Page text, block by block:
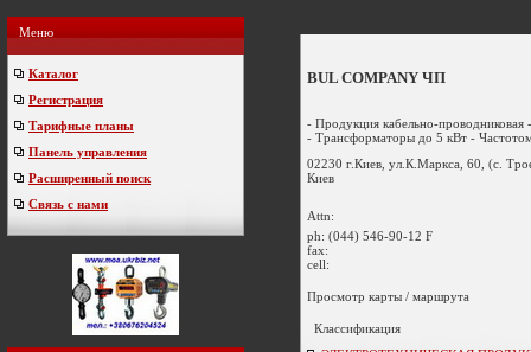
Меню
Каталог
Регистрация
Тарифные планы
Панель управления
Расширенный поиск
Связь с нами
BUL COMPANY ЧП
- Продукция кабельно-проводниковая
- Трансформаторы до 5 кВт -
02230 г.Киев, ул.К.Маркса, 60, (с.
Киев
Attn:
ph: (044) 546-90-12 F
fax:
cell:
Просмотр карты / маршрута
Классификация